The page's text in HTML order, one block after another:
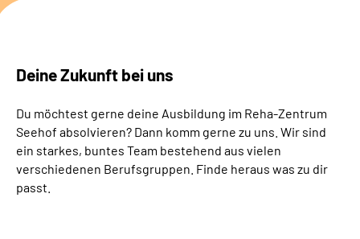
Suche
Leichte Sprache
Gebärdensprache
Deine Zukunft bei uns
Du möchtest gerne deine Ausbildung im Reha-Zentrum
Seehof absolvieren? Dann komm gerne zu uns. Wir sind
ein starkes, buntes Team bestehend aus vielen
verschiedenen Berufsgruppen. Finde heraus was zu dir
passt.